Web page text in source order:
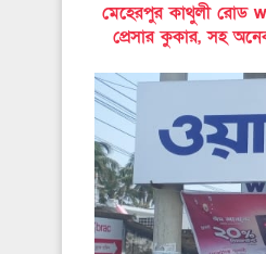
মেহেরপুর কাথুলী রোড
প্রেসার কুকার, সহ